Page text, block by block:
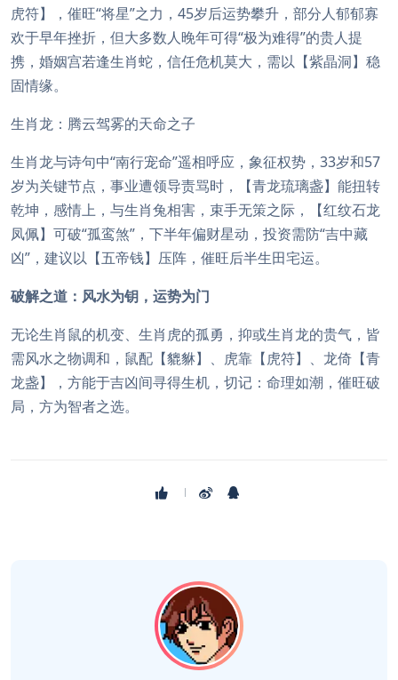
虎符】，催旺“将星”之力，45岁后运势攀升，部分人郁郁寡
欢于早年挫折，但大多数人晚年可得“极为难得”的贵人提
携，婚姻宫若逢生肖蛇，信任危机莫大，需以【紫晶洞】稳
固情缘。
生肖龙：腾云驾雾的天命之子
生肖龙与诗句中“南行宠命”遥相呼应，象征权势，33岁和57
岁为关键节点，事业遭领导责骂时，【青龙琉璃盏】能扭转
乾坤，感情上，与生肖兔相害，束手无策之际，【红纹石龙
凤佩】可破“孤鸾煞”，下半年偏财星动，投资需防“吉中藏
凶”，建议以【五帝钱】压阵，催旺后半生田宅运。
破解之道：风水为钥，运势为门
无论生肖鼠的机变、生肖虎的孤勇，抑或生肖龙的贵气，皆
需风水之物调和，鼠配【貔貅】、虎靠【虎符】、龙倚【青
龙盏】，方能于吉凶间寻得生机，切记：命理如潮，催旺破
局，方为智者之选。